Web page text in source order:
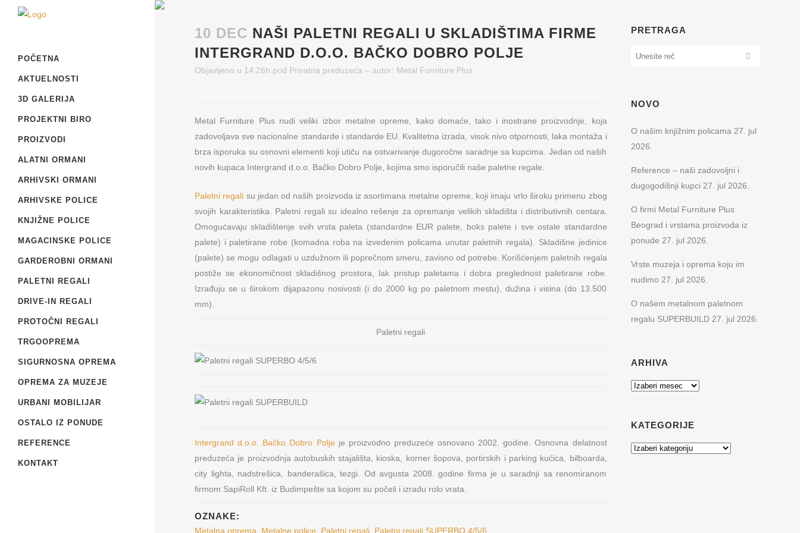
POČETNA
AKTUELNOSTI
3D GALERIJA
PROJEKTNI BIRO
PROIZVODI
ALATNI ORMANI
ARHIVSKI ORMANI
ARHIVSKE POLICE
KNJIŽNE POLICE
MAGACINSKE POLICE
GARDEROBNI ORMANI
PALETNI REGALI
DRIVE-IN REGALI
PROTOČNI REGALI
TRGOOPREMA
SIGURNOSNA OPREMA
OPREMA ZA MUZEJE
URBANI MOBILIJAR
OSTALO IZ PONUDE
REFERENCE
KONTAKT
10 DEC NAŠI PALETNI REGALI U SKLADIŠTIMA FIRME
INTERGRAND D.O.O. BAČKO DOBRO POLJE
Objavljeno u 14:26h pod Privatna preduzeća – autor: Metal Furniture Plus
Metal Furniture Plus nudi veliki izbor metalne opreme, kako domaće, tako i inostrane proizvodnje, koja
zadovoljava sve nacionalne standarde i standarde EU. Kvalitetna izrada, visok nivo otpornosti, laka montaža i
brza isporuka su osnovni elementi koji utiču na ostvarivanje dugoročne saradnje sa kupcima. Jedan od naših
novih kupaca Intergrand d.o.o. Bačko Dobro Polje, kojima smo isporučili naše paletne regale.
Paletni regali su jedan od naših proizvoda iz asortimana metalne opreme, koji imaju vrlo široku primenu zbog
svojih karakteristika. Paletni regali su idealno rešenje za opremanje velikih skladišta i distributivnih centara.
Omogućavaju skladištenje svih vrsta paleta (standardne EUR palete, boks palete i sve ostale standardne
palete) i paletirane robe (komadna roba na izvedenim policama unutar paletnih regala). Skladišne jedinice
(palete) se mogu odlagati u uzdužnom ili poprečnom smeru, zavisno od potrebe. Korišćenjem paletnih regala
postiže se ekonomičnost skladišnog prostora, lak pristup paletama i dobra preglednost paletirane robe.
Izrađuju se u širokom dijapazonu nosivosti (i do 2000 kg po paletnom mestu), dužina i visina (do 13.500
mm).
Paletni regali
Intergrand d.o.o. Bačko Dobro Poljeje proizvodno preduzeće osnovano 2002. godine. Osnovna delatnost
preduzeća je proizvodnja autobuskih stajališta, kioska, korner šopova, portirskih i parking kućica, bilboarda,
city lighta, nadstrešica, banderašica, tezgi. Od avgusta 2008. godine firma je u saradnji sa renomiranom
firmom SapiRoll Kft. iz Budimpešte sa kojom su počeli i izradu rolo vrata.
OZNAKE:
Metalna oprema Metalne police Paletni regali Paletni regali SUPERBO 4/5/6
PRETRAGA
NOVO
O našim knjižnim policama 27. jul
2026.
Reference – naši zadovoljni i
dugogodišnji kupci 27. jul 2026.
O firmi Metal Furniture Plus
Beograd i vrstama proizvoda iz
ponude 27. jul 2026.
Vrste muzeja i oprema koju im
nudimo 27. jul 2026.
O našem metalnom paletnom
regalu SUPERBUILD 27. jul 2026.
ARHIVA
Arhiva
KATEGORIJE
Kategorije
Metal Furniture Plus d.o.o.
opreme
Šifra delatnosti: 4674
Tekući račun: 165-9568-53
Sertifikat: ISO 9001:2008
Sertifikat: ISO 14001:2004
NAŠI INO PARTNERI
KONTAKT PODACI
11000 Beograd, Srbija
Web:www.metalnepolice.com